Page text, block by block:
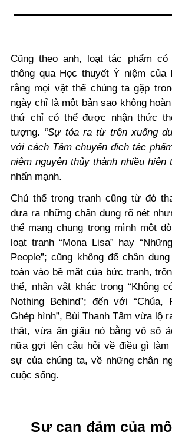
Cũng theo anh, loạt tác phẩm
thông qua Học thuyết Ý niệm của
rằng mọi vật thể chúng ta gặp
ngày chỉ là một bản sao không
thứ chỉ có thể được nhận thức
tượng. “Sự tỏa ra từ trên xuống
với cách Tâm chuyển dịch tác
niệm nguyên thủy thành nhiều hiện
nhấn mạnh.
Chủ thể trong tranh cũng từ đó
đưa ra những chân dung rõ nét
thể mang chung trong mình một
loạt tranh “Mona Lisa” hay
People”; cũng không để chân
toàn vào bề mặt của bức tranh,
thể, nhân vật khác trong “Không
Nothing Behind”; đến với
Ghép hình”, Bùi Thanh Tâm vừa lộ
thật, vừa ẩn giấu nó bằng vô số
nữa gợi lên câu hỏi về điều gì
sự của chúng ta, về những chân
cuộc sống.
Sự can đảm của